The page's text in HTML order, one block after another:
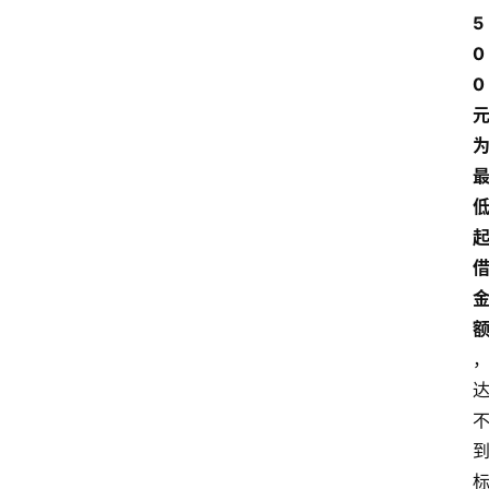
5
0
0
元
为
最
低
起
借
金
额
，
达
不
到
标